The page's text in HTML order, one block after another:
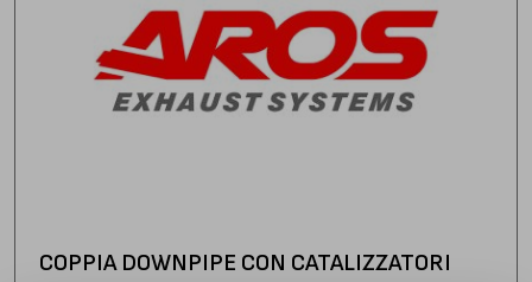
COPPIA DOWNPIPE CON CATALIZZATORI